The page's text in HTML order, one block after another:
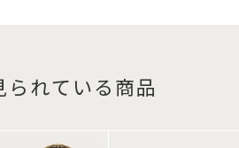
られている商品